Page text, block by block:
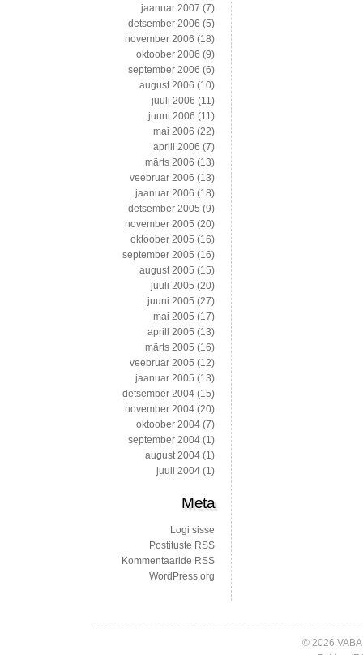
jaanuar 2007 (7)
detsember 2006 (5)
november 2006 (18)
oktoober 2006 (9)
september 2006 (6)
august 2006 (10)
juuli 2006 (11)
juuni 2006 (11)
mai 2006 (22)
aprill 2006 (7)
märts 2006 (13)
veebruar 2006 (13)
jaanuar 2006 (18)
detsember 2005 (9)
november 2005 (20)
oktoober 2005 (16)
september 2005 (16)
august 2005 (15)
juuli 2005 (20)
juuni 2005 (27)
mai 2005 (17)
aprill 2005 (13)
märts 2005 (16)
veebruar 2005 (12)
jaanuar 2005 (13)
detsember 2004 (15)
november 2004 (20)
oktoober 2004 (7)
september 2004 (1)
august 2004 (1)
juuli 2004 (1)
Meta
Logi sisse
Postituste RSS
Kommentaaride RSS
WordPress.org
© 2026